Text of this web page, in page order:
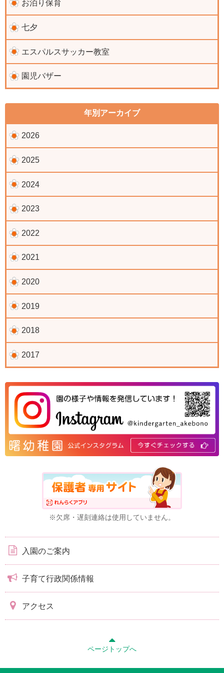
お泊り保育
七夕
エスパルスサッカー教室
園児バザー
年別アーカイブ
2026
2025
2024
2023
2022
2021
2020
2019
2018
2017
※欠席・遅刻連絡は使用していません。
入園のご案内
子育て行政関係情報
アクセス
ページトップへ